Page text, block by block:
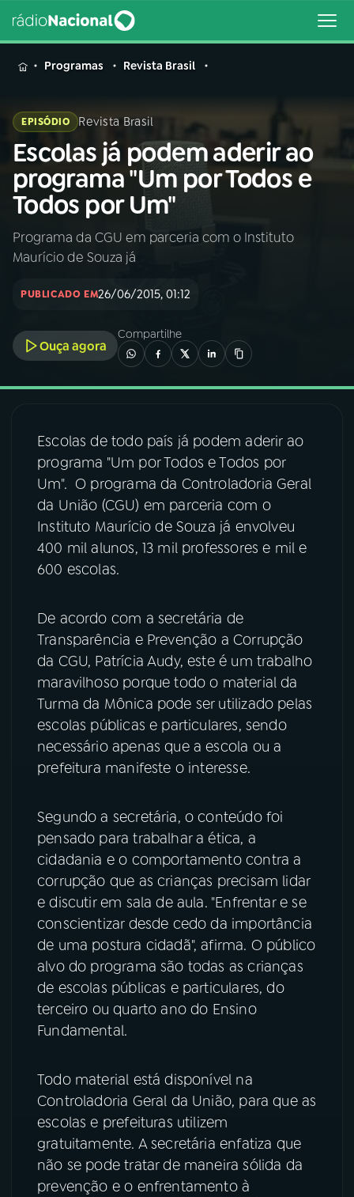
MENU
Buscar
na
Rádio
Nacional
Buscar
AO VIVO
INÍCIO
A RÁDIO
03PROGRAMAÇÃO
04PROGRAMAS
PODCASTS
06VIDEOCASTS
FESTIVAL DE MÚSICA
ACOMPANHE A RÁDIO NACIONAL
YouTube Facebook
TikTok
Programas Revista Brasil
EPISÓDIO Revista Brasil
Escolas já podem aderir ao
programa "Um por Todos e
Todos por Um"
Programa da CGU em parceria com o Instituto
Maurício de Souza já
PUBLICADO EM26/06/2015, 01:12
Ouça agora
Compartilhe
Escolas de todo país já podem aderir ao
programa "Um por Todos e Todos por
Um". O programa da Controladoria Geral
da União (CGU) em parceria com o
Instituto Maurício de Souza já envolveu
400 mil alunos, 13 mil professores e mil e
600 escolas.
De acordo com a secretária de
Transparência e Prevenção a Corrupção
da CGU, Patrícia Audy, este é um trabalho
maravilhoso porque todo o material da
Turma da Mônica pode ser utilizado pelas
escolas públicas e particulares, sendo
necessário apenas que a escola ou a
prefeitura manifeste o interesse.
Segundo a secretária, o conteúdo foi
pensado para trabalhar a ética, a
cidadania e o comportamento contra a
corrupção que as crianças precisam lidar
e discutir em sala de aula. "Enfrentar e se
conscientizar desde cedo da importância
de uma postura cidadã", afirma. O público
alvo do programa são todas as crianças
de escolas públicas e particulares, do
terceiro ou quarto ano do Ensino
Fundamental.
Todo material está disponível na
Controladoria Geral da União, para que as
escolas e prefeituras utilizem
gratuitamente. A secretária enfatiza que
não se pode tratar de maneira sólida da
prevenção e o enfrentamento à